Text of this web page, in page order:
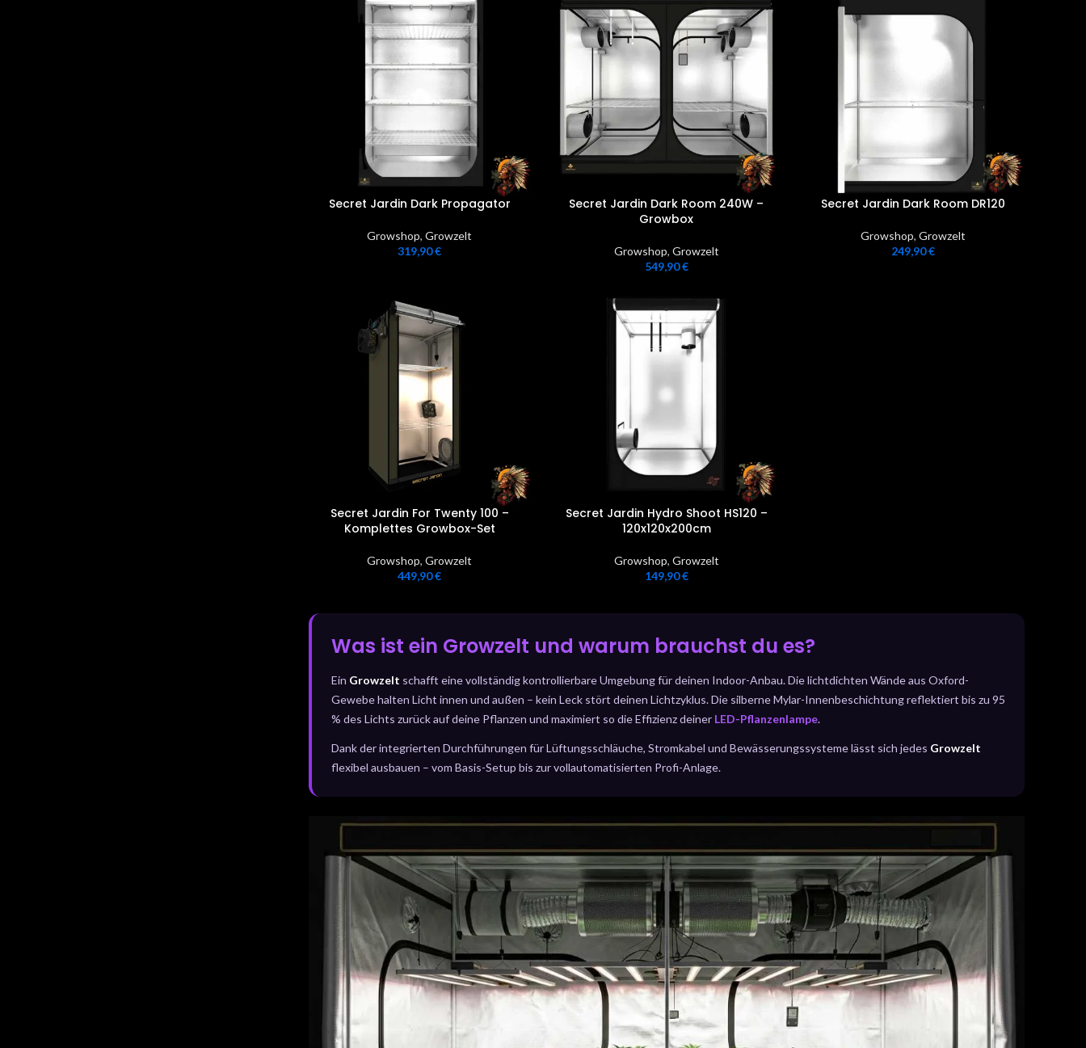
Secret Jardin Dark Propagator
Growshop,Growzelt
319,90€
Secret Jardin Dark Room 240W –
Growbox
Growshop, Growzelt
549,90€
Secret Jardin Dark Room DR120
Growshop,Growzelt
249,90€
Secret Jardin For Twenty 100 –
Komplettes Growbox-Set
Growshop,Growzelt
449,90€
Secret Jardin Hydro Shoot HS120 –
120x120x200cm
Growshop, Growzelt
149,90€
Was ist ein Growzelt und warum brauchst du es?
Ein Growzelt schafft eine vollständig kontrollierbare Umgebung für deinen Indoor-Anbau. Die lichtdichten Wände aus Oxford-
Gewebe halten Licht innen und außen – kein Leck stört deinen Lichtzyklus. Die silberne Mylar-Innenbeschichtung reflektiert bis zu 95
% des Lichts zurück auf deine Pflanzen und maximiert so die Effizienz deiner LED-Pflanzenlampe.
Dank der integrierten Durchführungen für Lüftungsschläuche, Stromkabel und Bewässerungssysteme lässt sich jedes Growzelt
flexibel ausbauen – vom Basis-Setup bis zur vollautomatisierten Profi-Anlage.